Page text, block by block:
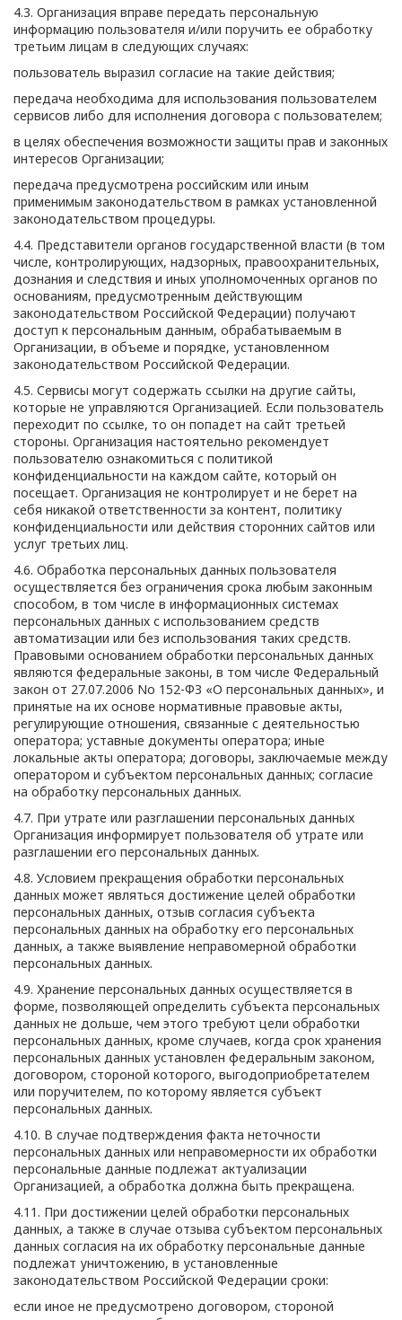
4.3. Организация вправе передать персональную
информацию пользователя и/или поручить ее обработку
третьим лицам в следующих случаях:
пользователь выразил согласие на такие действия;
передача необходима для использования пользователем
сервисов либо для исполнения договора с пользователем;
в целях обеспечения возможности защиты прав и законных
интересов Организации;
передача предусмотрена российским или иным
применимым законодательством в рамках установленной
законодательством процедуры.
4.4. Представители органов государственной власти (в том
числе, контролирующих, надзорных, правоохранительных,
дознания и следствия и иных уполномоченных органов по
основаниям, предусмотренным действующим
законодательством Российской Федерации) получают
доступ к персональным данным, обрабатываемым в
Организации, в объеме и порядке, установленном
законодательством Российской Федерации.
4.5. Сервисы могут содержать ссылки на другие сайты,
которые не управляются Организацией. Если пользователь
переходит по ссылке, то он попадет на сайт третьей
стороны. Организация настоятельно рекомендует
пользователю ознакомиться с политикой
конфиденциальности на каждом сайте, который он
посещает. Организация не контролирует и не берет на
себя никакой ответственности за контент, политику
конфиденциальности или действия сторонних сайтов или
услуг третьих лиц.
4.6. Обработка персональных данных пользователя
осуществляется без ограничения срока любым законным
способом, в том числе в информационных системах
персональных данных с использованием средств
автоматизации или без использования таких средств.
Правовыми основанием обработки персональных данных
являются федеральные законы, в том числе Федеральный
закон от 27.07.2006 No 152-ФЗ «О персональных данных», и
принятые на их основе нормативные правовые акты,
регулирующие отношения, связанные с деятельностью
оператора; уставные документы оператора; иные
локальные акты оператора; договоры, заключаемые между
оператором и субъектом персональных данных; согласие
на обработку персональных данных.
4.7. При утрате или разглашении персональных данных
Организация информирует пользователя об утрате или
разглашении его персональных данных.
4.8. Условием прекращения обработки персональных
данных может являться достижение целей обработки
персональных данных, отзыв согласия субъекта
персональных данных на обработку его персональных
данных, а также выявление неправомерной обработки
персональных данных.
4.9. Хранение персональных данных осуществляется в
форме, позволяющей определить субъекта персональных
данных не дольше, чем этого требуют цели обработки
персональных данных, кроме случаев, когда срок хранения
персональных данных установлен федеральным законом,
договором, стороной которого, выгодоприобретателем
или поручителем, по которому является субъект
персональных данных.
4.10. В случае подтверждения факта неточности
персональных данных или неправомерности их обработки
персональные данные подлежат актуализации
Организацией, а обработка должна быть прекращена.
4.11. При достижении целей обработки персональных
данных, а также в случае отзыва субъектом персональных
данных согласия на их обработку персональные данные
подлежат уничтожению, в установленные
законодательством Российской Федерации сроки:
если иное не предусмотрено договором, стороной